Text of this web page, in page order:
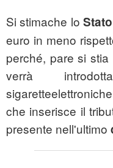
Si stimache loStato
euro in meno
perché, pare si
verrà
che inserisce il
presente nell'ultimo